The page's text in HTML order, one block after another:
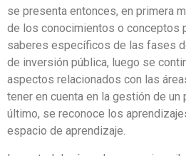
se presenta entonces, en primera
de los conocimientos o conceptos
saberes específicos de las fases
de inversión pública, luego se
aspectos relacionados con las
tener en cuenta en la gestión de
último, se reconoce los
espacio de aprendizaje.